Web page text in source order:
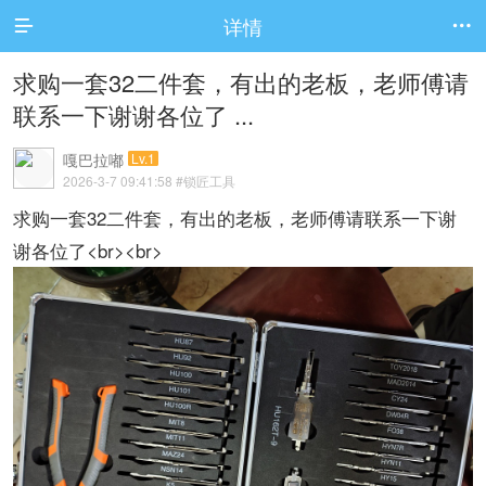
 详情 
求购一套32二件套，有出的老板，老师傅请
联系一下谢谢各位了 ...
嘎巴拉嘟 Lv.1
2026-3-7 09:41:58 #锁匠工具
求购一套32二件套，有出的老板，老师傅请联系一下谢
谢各位了<br><br>